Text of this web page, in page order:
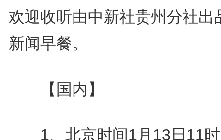
欢迎收听由中新社贵州分社出
新闻早餐。
【国内】
1、北京时间1月13日11时